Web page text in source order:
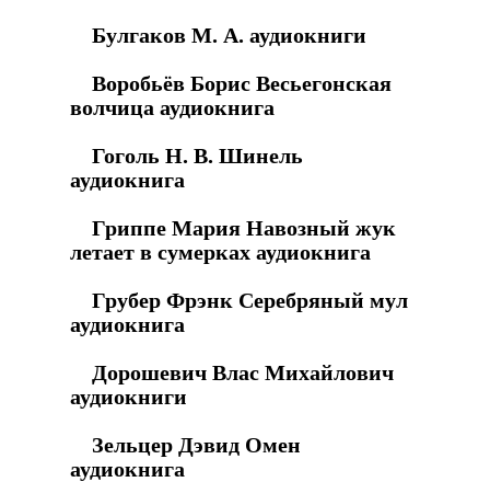
Булгаков М. А. аудиокниги
Воробьёв Борис Весьегонская
волчица аудиокнига
Гоголь Н. В. Шинель
аудиокнига
Гриппе Мария Навозный жук
летает в сумерках аудиокнига
Грубер Фрэнк Серебряный мул
аудиокнига
Дорошевич Влас Михайлович
аудиокниги
Зельцер Дэвид Омен
аудиокнига